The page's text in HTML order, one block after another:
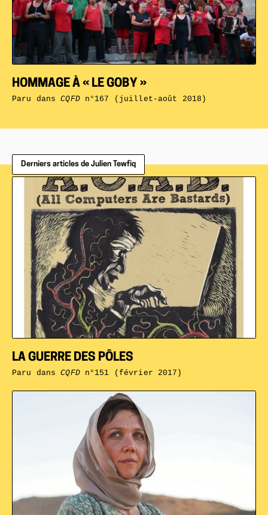
HOMMAGE À « LE GOBY »
Paru dansCQFDn°167 (juillet-août 2018)
Derniers articles de Julien Tewfiq
LA GUERRE DES PÔLES
Paru dansCQFDn°151 (février 2017)